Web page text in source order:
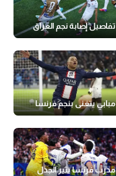
تفاصيل إصابة نجم العراق
مبابي يتغنى بنجم فرنسا
مدرب فرنسا يثير الجدل